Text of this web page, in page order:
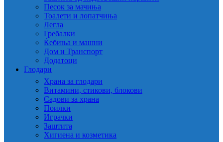
Песок за мачиња
Тоалети и лопатчиња
Легла
Гребалки
Ќебиња и машни
Дом и Транспорт
Додатоци
Глодари
Храна за глодари
Витамини, стикови, блокови
Садови за храна
Поилки
Играчки
Заштита
Хигиена и козметика